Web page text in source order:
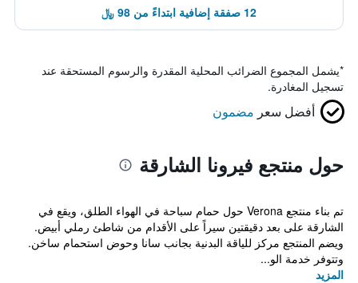
12 صفقة إضافية ابتداءً من 98 ﷼
*يشمل المجموع الضرائب المحلية المقدرة والرسوم المستحقة عند
تسجيل المغادرة.
أفضل سعر مضمون
حول منتجع فيرونا الشارقة
تم بناء منتجع Verona حول حمام سباحة في الهواء الطلق، ويقع في
الشارقة على بعد دقيقتين سيراً على الأقدام من شاطئ رملي أبيض.
ويضم المنتجع مركز للياقة البدنية بجانب سانا وحوض استحمام ساخن.
وتتوفر خدمة الو...
المزيد